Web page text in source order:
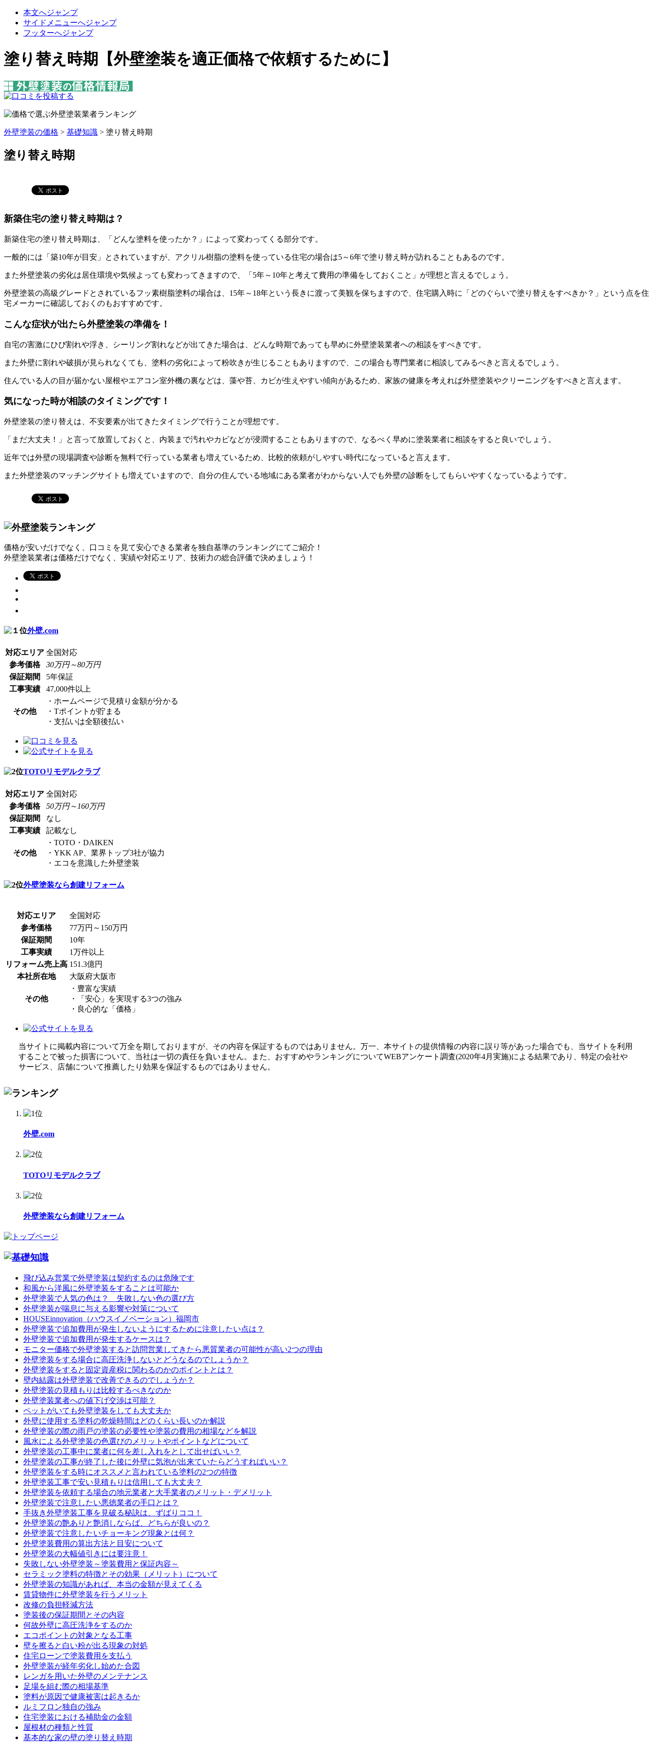
本文へジャンプ
サイドメニューへジャンプ
フッターへジャンプ
塗り替え時期【外壁塗装を適正価格で依頼するために】
外壁塗装の価格 > 基礎知識 > 塗り替え時期
塗り替え時期
新築住宅の塗り替え時期は？
新築住宅の塗り替え時期は、「どんな塗料を使ったか？」によって変わってくる部分です。
一般的には「築10年が目安」とされていますが、アクリル樹脂の塗料を使っている住宅の場合は5～6年で塗り替え時が訪れることもあるのです。
また外壁塗装の劣化は居住環境や気候よっても変わってきますので、「5年～10年と考えて費用の準備をしておくこと」が理想と言えるでしょう。
外壁塗装の高級グレードとされているフッ素樹脂塗料の場合は、15年～18年という長きに渡って美観を保ちますので、住宅購入時に「どのぐらいで塗り替えをすべきか？」という点を住
宅メーカーに確認しておくのもおすすめです。
こんな症状が出たら外壁塗装の準備を！
自宅の害激にひび割れや浮き、シーリング割れなどが出てきた場合は、どんな時期であっても早めに外壁塗装業者への相談をすべきです。
また外壁に割れや破損が見られなくても、塗料の劣化によって粉吹きが生じることもありますので、この場合も専門業者に相談してみるべきと言えるでしょう。
住んでいる人の目が届かない屋根やエアコン室外機の裏などは、藻や苔、カビが生えやすい傾向があるため、家族の健康を考えれば外壁塗装やクリーニングをすべきと言えます。
気になった時が相談のタイミングです！
外壁塗装の塗り替えは、不安要素が出てきたタイミングで行うことが理想です。
「まだ大丈夫！」と言って放置しておくと、内装まで汚れやカビなどが浸潤することもありますので、なるべく早めに塗装業者に相談をすると良いでしょう。
近年では外壁の現場調査や診断を無料で行っている業者も増えているため、比較的依頼がしやすい時代になっていると言えます。
また外壁塗装のマッチングサイトも増えていますので、自分の住んでいる地域にある業者がわからない人でも外壁の診断をしてもらいやすくなっているようです。
価格が安いだけでなく、口コミを見て安心できる業者を独自基準のランキングにてご紹介！
外壁塗装業者は価格だけでなく、実績や対応エリア、技術力の総合評価で決めましょう！
外壁.com
対応エリア 全国対応
参考価格
30万円～80万円
保証期間
5年保証
工事実績
47,000件以上
その他
・ホームページで見積り金額が分かる
・Tポイントが貯まる
・支払いは全額後払い
TOTOリモデルクラブ
対応エリア 全国対応
参考価格
50万円～160万円
保証期間
なし
工事実績
記載なし
その他
・TOTO・DAIKEN
・YKK AP、業界トップ3社が協力
・エコを意識した外壁塗装
外壁塗装なら創建リフォーム
対応エリア
全国対応
参考価格
77万円～150万円
保証期間
10年
工事実績
1万件以上
リフォーム売上高 151.3億円
本社所在地
大阪府大阪市
その他
・豊富な実績
・「安心」を実現する3つの強み
・良心的な「価格」
当サイトに掲載内容について万全を期しておりますが、その内容を保証するものではありません。万一、本サイトの提供情報の内容に誤り等があった場合でも、当サイトを利用
することで被った損害について、当社は一切の責任を負いません。また、おすすめやランキングについてWEBアンケート調査(2020年4月実施)による結果であり、特定の会社や
サービス、店舗について推薦したり効果を保証するものではありません。
外壁.com
TOTOリモデルクラブ
外壁塗装なら創建リフォーム
飛び込み営業で外壁塗装は契約するのは危険です
和風から洋風に外壁塗装をすることは可能か
外壁塗装で人気の色は？ 失敗しない色の選び方
外壁塗装が喘息に与える影響や対策について
HOUSEinnovation（ハウスイノベーション）福岡市
外壁塗装で追加費用が発生しないようにするために注意したい点は？
外壁塗装で追加費用が発生するケースは？
モニター価格で外壁塗装すると訪問営業してきたら悪質業者の可能性が高い2つの理由
外壁塗装をする場合に高圧洗浄しないとどうなるのでしょうか？
外壁塗装をすると固定資産税に関わるのかのポイントとは？
壁内結露は外壁塗装で改善できるのでしょうか？
外壁塗装の見積もりは比較するべきなのか
外壁塗装業者への値下げ交渉は可能？
ペットがいても外壁塗装をしても大丈夫か
外壁に使用する塗料の乾燥時間はどのくらい長いのか解説
外壁塗装の際の雨戸の塗装の必要性や塗装の費用の相場などを解説
風水による外壁塗装の色選びのメリットやポイントなどについて
外壁塗装の工事中に業者に何を差し入れをとして出せばいい？
外壁塗装の工事が終了した後に外壁に気泡が出来ていたらどうすればいい？
外壁塗装をする時にオススメと言われている塗料の2つの特徴
外壁塗装工事で安い見積もりは信用しても大丈夫？
外壁塗装を依頼する場合の地元業者と大手業者のメリット・デメリット
外壁塗装で注意したい悪徳業者の手口とは？
手抜き外壁塗装工事を見破る秘訣は、ずばりココ！
外壁塗装の艶ありと艶消しならば、どちらが良いの？
外壁塗装で注意したいチョーキング現象とは何？
外壁塗装費用の算出方法と目安について
外壁塗装の大幅値引きには要注意！
失敗しない外壁塗装～塗装費用と保証内容～
セラミック塗料の特徴とその効果（メリット）について
外壁塗装の知識があれば、本当の金額が見えてくる
賃貸物件に外壁塗装を行うメリット
改修の負担軽減方法
塗装後の保証期間とその内容
何故外壁に高圧洗浄をするのか
エコポイントの対象となる工事
壁を擦ると白い粉が出る現象の対処
住宅ローンで塗装費用を支払う
外壁塗装が経年劣化し始めた合図
レンガを用いた外壁のメンテナンス
足場を組む際の相場基準
塗料が原因で健康被害は起きるか
ルミフロン独自の強み
住宅塗装における補助金の金額
屋根材の種類と性質
基本的な家の壁の塗り替え時期